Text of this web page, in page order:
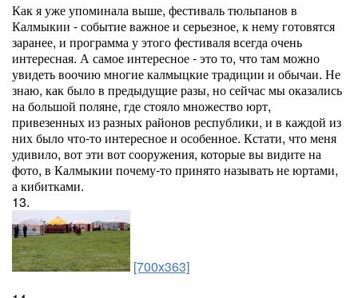
Как я уже упоминала выше, фестиваль тюльпанов в
Калмыкии - событие важное и серьезное, к нему готовятся
заранее, и программа у этого фестиваля всегда очень
интересная. А самое интересное - это то, что там можно
увидеть воочию многие калмыцкие традиции и обычаи. Не
знаю, как было в предыдущие разы, но сейчас мы оказались
на большой поляне, где стояло множество юрт,
привезенных из разных районов республики, и в каждой из
них было что-то интересное и особенное. Кстати, что меня
удивило, вот эти вот сооружения, которые вы видите на
фото, в Калмыкии почему-то принято называть не юртами,
а кибитками.
13.
[700x363]